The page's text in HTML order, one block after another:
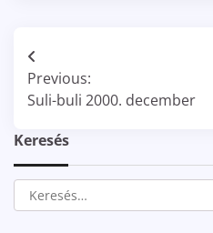
Bejegyzés
navigáció
Previous:
Suli-buli 2000. december
Keresés
Keresés: